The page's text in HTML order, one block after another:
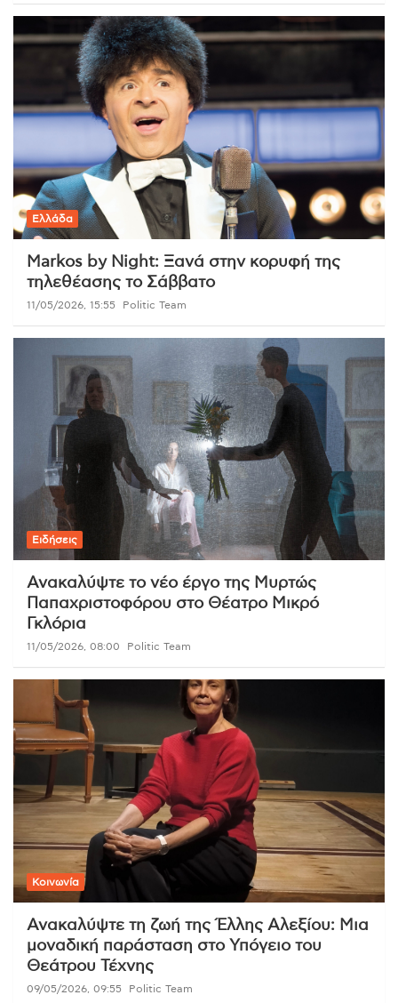
Ελλάδα
Markos by Night: Ξανά στην κορυφή της
τηλεθέασης το Σάββατο
11/05/2026, 15:55 Politic Team
Ειδήσεις
Ανακαλύψτε το νέο έργο της Μυρτώς
Παπαχριστοφόρου στο Θέατρο Μικρό
Γκλόρια
11/05/2026, 08:00 Politic Team
Κοινωνία
Ανακαλύψτε τη ζωή της Έλλης Αλεξίου: Μια
μοναδική παράσταση στο Υπόγειο του
Θεάτρου Τέχνης
09/05/2026, 09:55 Politic Team